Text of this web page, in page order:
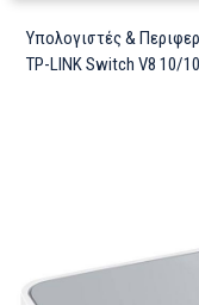
Υπολογιστές &
TP-LINK Switch V8 10/